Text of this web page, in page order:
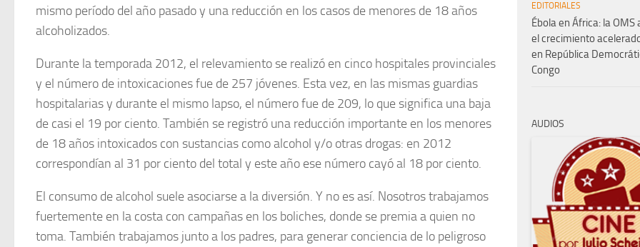
mismo período del año pasado y una reducción en los casos de menores de 18 años
alcoholizados.
Durante la temporada 2012, el relevamiento se realizó en cinco hospitales provinciales
y el número de intoxicaciones fue de 257 jóvenes. Esta vez, en las mismas guardias
hospitalarias y durante el mismo lapso, el número fue de 209, lo que significa una baja
de casi el 19 por ciento. También se registró una reducción importante en los menores
de 18 años intoxicados con sustancias como alcohol y/o otras drogas: en 2012
correspondían al 31 por ciento del total y este año ese número cayó al 18 por ciento.
El consumo de alcohol suele asociarse a la diversión. Y no es así. Nosotros trabajamos
fuertemente en la costa con campañas en los boliches, donde se premia a quien no
toma. También trabajamos junto a los padres, para generar conciencia de lo peligroso
EDITORIALES
Ébola en África: la OMS
el crecimiento
en República
Congo
AUDIOS